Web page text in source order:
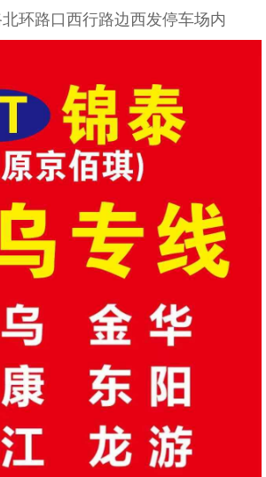
环路口西行路边西发停车场内